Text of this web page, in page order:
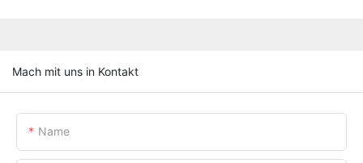
Mach mit uns in Kontakt
Name